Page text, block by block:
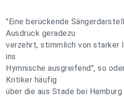
"Eine berückende
Ausdruck geradezu
verzehrt, stimmlich von starker
ins
Hymnische ausgreifend", so
Kritiker häufig
über die aus Stade bei